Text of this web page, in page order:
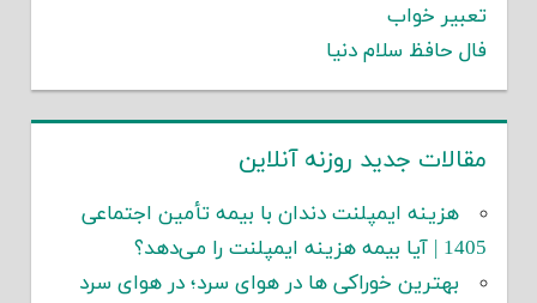
تعبیر خواب
فال حافظ سلام دنیا
مقالات جدید روزنه آنلاین
هزینه ایمپلنت دندان با بیمه تأمین اجتماعی
1405 | آیا بیمه هزینه ایمپلنت را می‌دهد؟
بهترین خوراکی ها در هوای سرد؛ در هوای سرد